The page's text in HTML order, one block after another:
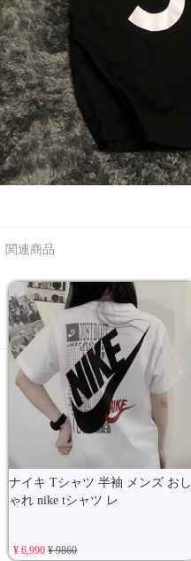
関連商品
ナイキ Tシャツ 半袖 メンズ おし
ゃれ nike tシャツ レ
¥ 6,990¥ 9860